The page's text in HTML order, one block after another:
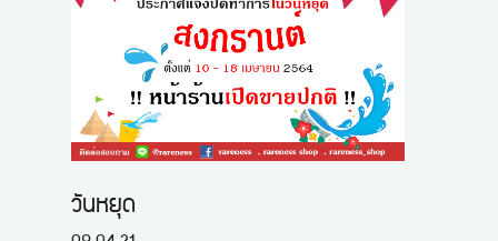
วันหยุด